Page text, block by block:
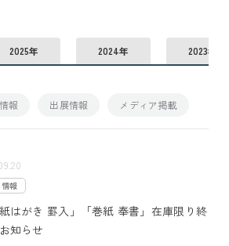
2025年 2024年 2023年
報 出展情報 メディア掲載
報
紙はがき 罫入」「巻紙 奉書」在庫限り終
知らせ